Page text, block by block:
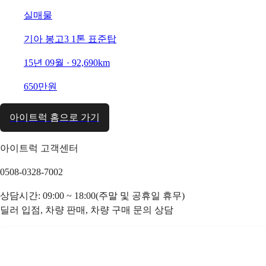
실매물
기아 봉고3 1톤 표준탑
15년 09월 · 92,690km
650만원
아이트럭 홈으로 가기
아이트럭 고객센터
0508-0328-7002
상담시간: 09:00 ~ 18:00(주말 및 공휴일 휴무)
딜러 입점, 차량 판매, 차량 구매 문의 상담